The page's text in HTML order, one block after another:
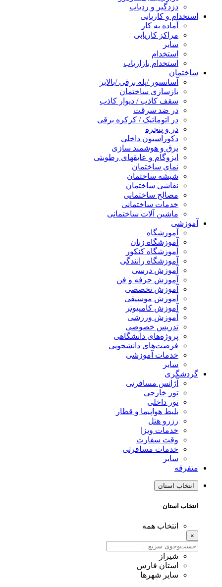
دزدگیر و ردیاب
استخدام و کاریابی
آماده به کار
مراکز کاریابی
سایر
استخدام
استخدام بازاریاب
ساختمان
آسانسور /پله برقی /بالابر
بازسازی ساختمان
سقف کاذب / دیوار کاذب
در ضد سرقت
در اتوماتیک / کرکره برقی
در و پنجره
دکوراسیون داخلی
برق و هوشمند سازی
ایزوگام و عایقهای رطوبتی
نمای ساختمان
شیشه ساختمان
نقاشی ساختمان
مصالح ساختمانی
خدمات ساختمانی
ماشین آلات ساختمانی
آموزشی
آموزشگاه
آموزشگاه زبان
آموزشگاه کنکور
آموزشگاه رانندگی
آموزش درسی
آموزش حرفه و فن
آموزش تخصصی
آموزش موسیقی
آموزش کامپیوتر
آموزش ورزشی
تدریس خصوصی
پروژه‌های دانشگاهی
فرصت‌های دانشجویی
خدمات آموزشی
سایر
گردشگری
آژانس مسافرتی
تور خارجی
تور داخلی
بلیط هواپیما و قطار
رزرو هتل
خدمات ویزا
وقت سفارت
خدمات مسافرتی
سایر
متفرقه
انتخاب استان
انتخاب استان
انتخاب همه
×
شیراز
استان فارس
سایر شهرها